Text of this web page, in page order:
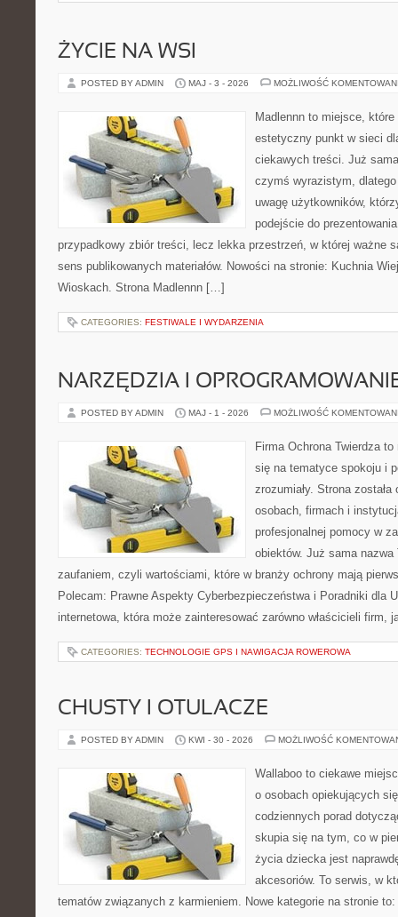
ŻYCIE NA WSI
POSTED BY ADMIN MAJ - 3 - 2026 MOŻLIWOŚĆ
Madlennn to miejsce,
estetyczny punkt w sieci
ciekawych treści. Już
czymś wyrazistym,
uwagę użytkowników,
podejście do
przypadkowy zbiór treści, lecz lekka przestrzeń, w której ważne
sens publikowanych materiałów. Nowości na stronie: Kuchnia
Wioskach. Strona Madlennn […]
CATEGORIES: FESTIWALE I WYDARZENIA
NARZĘDZIA I
POSTED BY ADMIN MAJ - 1 - 2026 MOŻLIWOŚĆ
Firma Ochrona Twierdza
się na tematyce spokoju i
zrozumiały. Strona
osobach, firmach i
profesjonalnej pomocy w
obiektów. Już sama
zaufaniem, czyli wartościami, które w branży ochrony mają
Polecam: Prawne Aspekty Cyberbezpieczeństwa i Poradniki dla
internetowa, która może zainteresować zarówno właścicieli firm,
CATEGORIES: TECHNOLOGIE GPS I NAWIGACJA ROWEROWA
CHUSTY I OTULACZE
POSTED BY ADMIN KWI - 30 - 2026 MOŻLIWOŚĆ
Wallaboo to ciekawe
o osobach opiekujących
codziennych porad
skupia się na tym, co w
życia dziecka jest
akcesoriów. To serwis, w
tematów związanych z karmieniem. Nowe kategorie na stronie